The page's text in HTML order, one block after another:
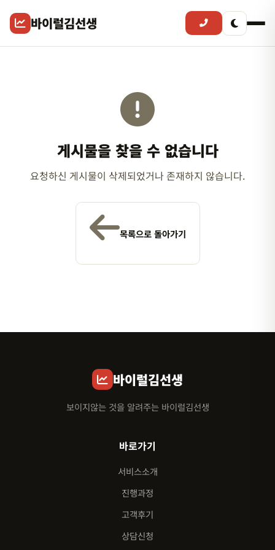
바이럴김선생
게시물을 찾을 수 없습니다
요청하신 게시물이 삭제되었거나 존재하지 않습니다.
목록으로 돌아가기
바이럴김선생
보이지않는 것을 알려주는 바이럴김선생
바로가기
서비스소개
진행과정
고객후기
상담신청